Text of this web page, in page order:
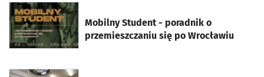
Mobilny Student - poradnik o
przemieszczaniu się po Wrocławiu
otworzy się w nowej karcie